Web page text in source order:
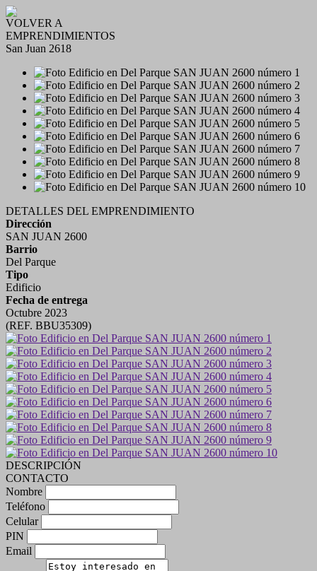
VOLVER A
EMPRENDIMIENTOS
San Juan 2618
DETALLES DEL EMPRENDIMIENTO
Dirección
SAN JUAN 2600
Barrio
Del Parque
Tipo
Edificio
Fecha de entrega
Octubre 2023
(REF. BBU35309)
DESCRIPCIÓN
CONTACTO
Nombre
Teléfono
Celular
PIN
Email